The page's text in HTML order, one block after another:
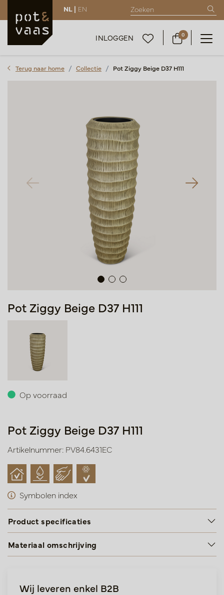
NL | EN
INLOGGEN 0
Terug naar home Collectie Pot Ziggy Beige D37 H111
Pot Ziggy Beige D37 H111
Op voorraad
Pot Ziggy Beige D37 H111
Artikelnummer: PV84.6431EC
Symbolen index
Product specificaties
Materiaal omschrijving
Wij leveren enkel B2B